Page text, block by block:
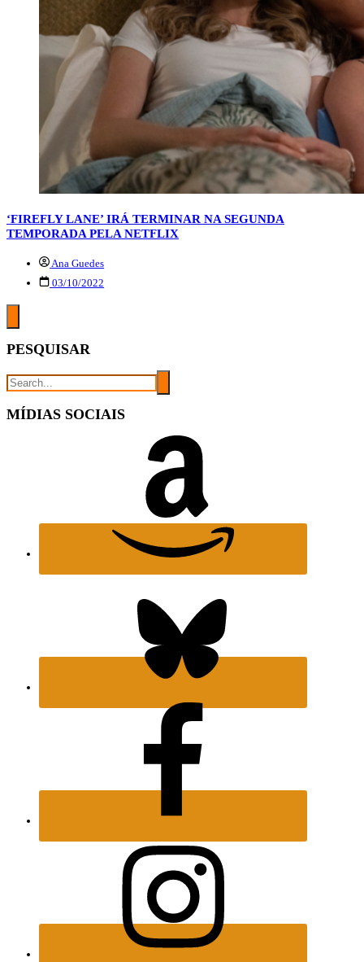
‘FIREFLY LANE’ IRÁ TERMINAR NA SEGUNDA
TEMPORADA PELA NETFLIX
Ana Guedes
03/10/2022
PESQUISAR
MÍDIAS SOCIAIS